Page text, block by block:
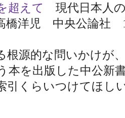
超えて
現代日本人
橋洋児 中央公論社
源的な問いかけが
本を出版した中公新
引くらいつけてほし